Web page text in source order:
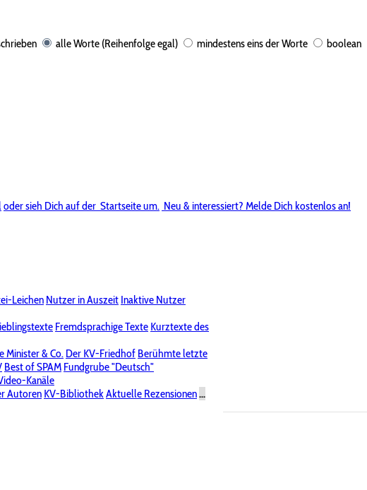
alle Worte (Reihenfolge egal) mindestens eins der Worte boolean
oder sieh Dich auf der Startseite um. Neu & interessiert? Melde Dich kostenlos an!
Leichen Nutzer in Auszeit Inaktive Nutzer
Fremdsprachige Texte Kurztexte des
Minister & Co. Der KV-Friedhof Berühmte letzte
Best of SPAM Fundgrube "Deutsch"
Kanäle
Autoren KV-BibliothekAktuelle Rezensionen...